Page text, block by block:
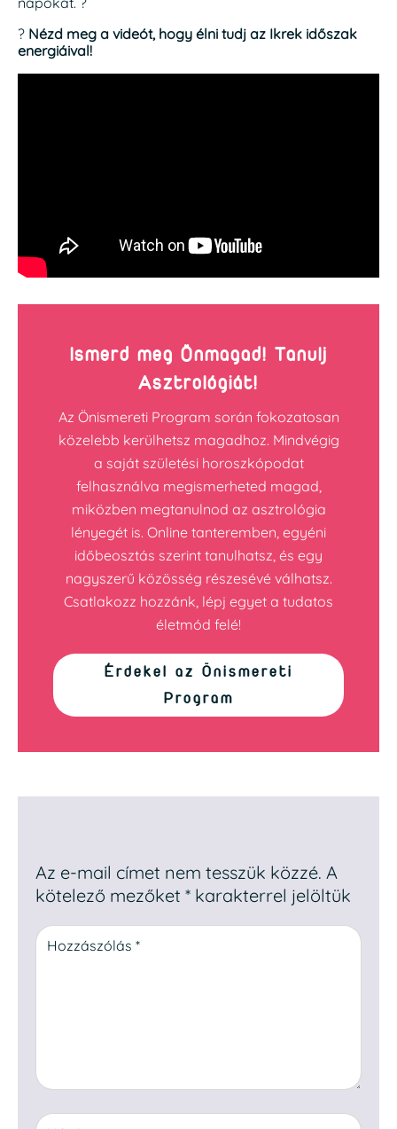
? Nézd meg a videót, hogy élni tudj az Ikrek időszak
energiáival!
Ismerd meg Önmagad! Tanulj
Asztrológiát!
Az Önismereti Program során fokozatosan
közelebb kerülhetsz magadhoz. Mindvégig
a saját születési horoszkópodat
felhasználva megismerheted magad,
miközben megtanulnod az asztrológia
lényegét is. Online tanteremben, egyéni
időbeosztás szerint tanulhatsz, és egy
nagyszerű közösség részesévé válhatsz.
Csatlakozz hozzánk, lépj egyet a tudatos
életmód felé!
Érdekel az Önismereti
Program
Az e-mail címet nem tesszük közzé. A
kötelező mezőket * karakterrel jelöltük